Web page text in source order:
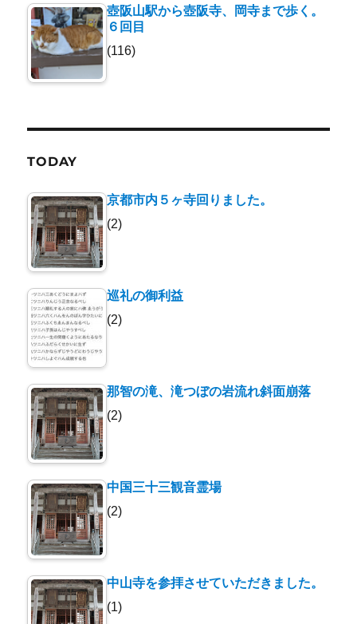
壺阪山駅から壺阪寺、岡寺まで歩く。
６回目
(116)
TODAY
京都市内５ヶ寺回りました。
(2)
巡礼の御利益
(2)
那智の滝、滝つぼの岩流れ斜面崩落
(2)
中国三十三観音霊場
(2)
中山寺を参拝させていただきました。
(1)